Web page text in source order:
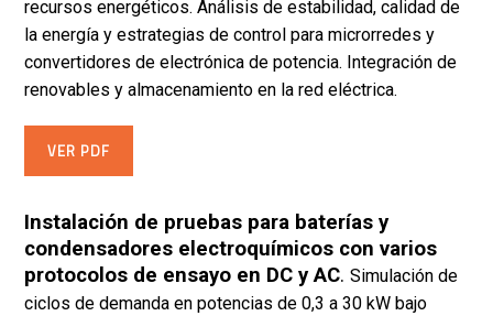
recursos energéticos. Análisis de estabilidad, calidad de
la energía y estrategias de control para microrredes y
convertidores de electrónica de potencia. Integración de
renovables y almacenamiento en la red eléctrica.
VER PDF
Instalación de pruebas para baterías y
condensadores electroquímicos con varios
protocolos de ensayo en DC y AC. Simulación de
ciclos de demanda en potencias de 0,3 a 30 kW bajo